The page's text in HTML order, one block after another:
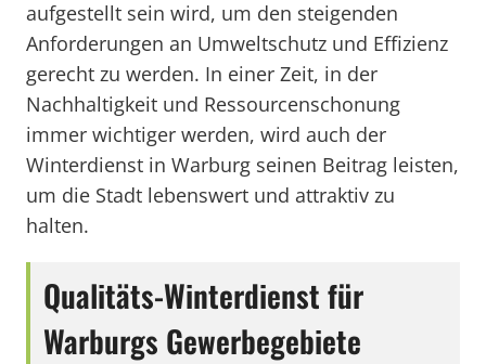
aufgestellt sein wird, um den steigenden
Anforderungen an Umweltschutz und Effizienz
gerecht zu werden. In einer Zeit, in der
Nachhaltigkeit und Ressourcenschonung
immer wichtiger werden, wird auch der
Winterdienst in Warburg seinen Beitrag leisten,
um die Stadt lebenswert und attraktiv zu
halten.
Qualitäts-Winterdienst für
Warburgs Gewerbegebiete